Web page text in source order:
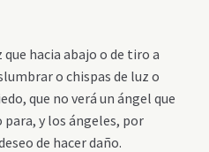
que hacia abajo o de tiro a
o chispas de luz o
que no verá un ángel que
y los ángeles, por
de hacer daño.